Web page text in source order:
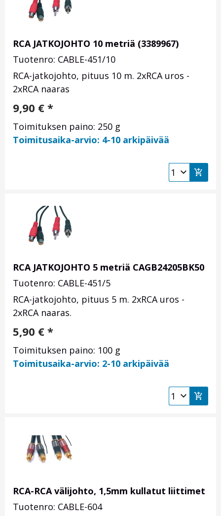
RCA JATKOJOHTO 10 metriä (3389967)
Tuotenro: CABLE-451/10
RCA-jatkojohto, pituus 10 m. 2xRCA uros -
2xRCA naaras
9,90 € *
Toimituksen paino: 250 g
Toimitusaika-arvio: 4-10 arkipäivää
RCA JATKOJOHTO 5 metriä CAGB24205BK50
Tuotenro: CABLE-451/5
RCA-jatkojohto, pituus 5 m. 2xRCA uros -
2xRCA naaras.
5,90 € *
Toimituksen paino: 100 g
Toimitusaika-arvio: 2-10 arkipäivää
RCA-RCA välijohto, 1,5mm kullatut liittimet
Tuotenro: CABLE-604